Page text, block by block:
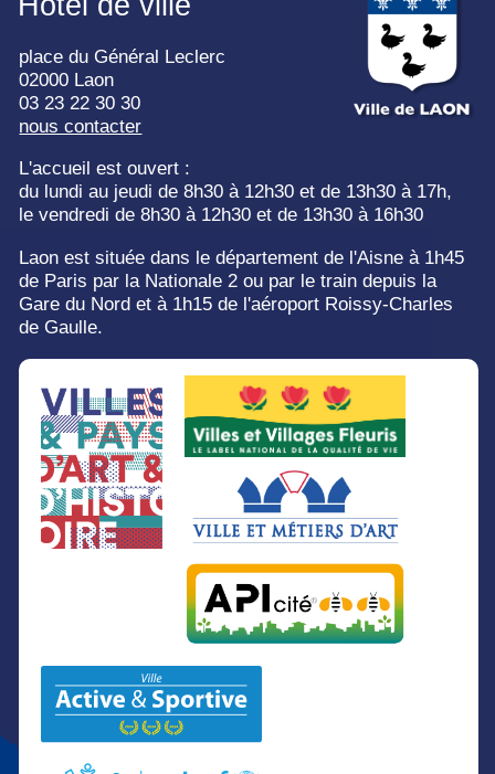
place du Général Leclerc
02000 Laon
03 23 22 30 30
nous contacter
L'accueil est ouvert :
du lundi au jeudi de 8h30 à 12h30 et de 13h30 à 17h,
le vendredi de 8h30 à 12h30 et de 13h30 à 16h30
Laon est située dans le département de l'Aisne à 1h45
de Paris par la Nationale 2 ou par le train depuis la
Gare du Nord et à 1h15 de l'aéroport Roissy-Charles
de Gaulle.